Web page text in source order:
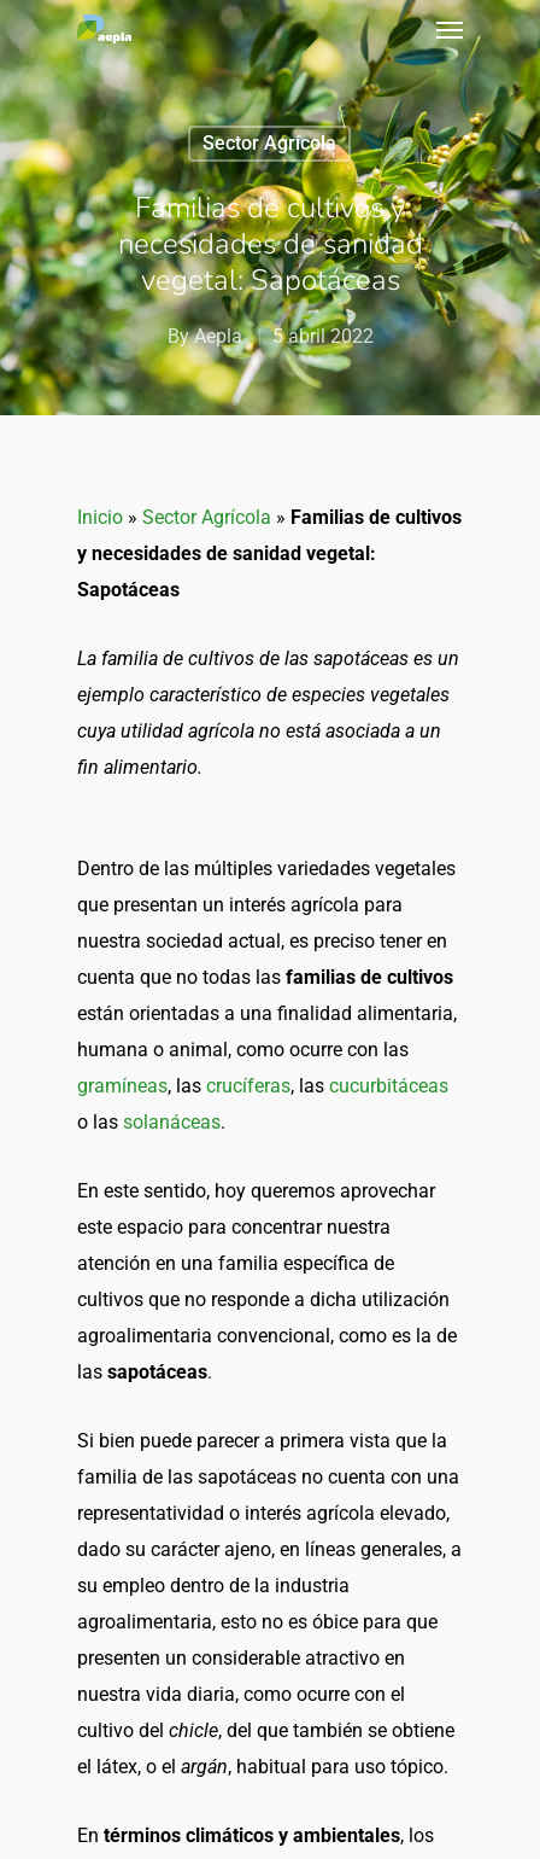
Sector Agrícola
Familias de cultivos y
necesidades de sanidad
vegetal: Sapotáceas
ByAepla 5 abril 2022
Inicio » Sector Agrícola » Familias de cultivos
y necesidades de sanidad vegetal:
Sapotáceas
La familia de cultivos de las sapotáceas es un
ejemplo característico de especies vegetales
cuya utilidad agrícola no está asociada a un
fin alimentario.
Dentro de las múltiples variedades vegetales
que presentan un interés agrícola para
nuestra sociedad actual, es preciso tener en
cuenta que no todas las familias de cultivos
están orientadas a una finalidad alimentaria,
humana o animal, como ocurre con las
gramíneas, las crucíferas, las cucurbitáceas
o las solanáceas.
En este sentido, hoy queremos aprovechar
este espacio para concentrar nuestra
atención en una familia específica de
cultivos que no responde a dicha utilización
agroalimentaria convencional, como es la de
las sapotáceas.
Si bien puede parecer a primera vista que la
familia de las sapotáceas no cuenta con una
representatividad o interés agrícola elevado,
dado su carácter ajeno, en líneas generales, a
su empleo dentro de la industria
agroalimentaria, esto no es óbice para que
presenten un considerable atractivo en
nuestra vida diaria, como ocurre con el
cultivo del chicle, del que también se obtiene
el látex, o el argán, habitual para uso tópico.
En términos climáticos y ambientales, los